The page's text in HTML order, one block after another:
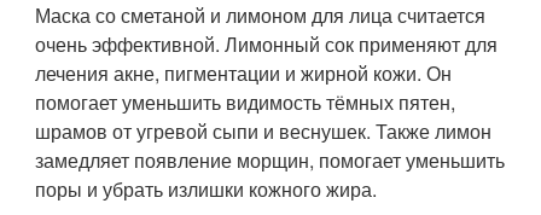
Маска со сметаной и лимоном для лица считается
очень эффективной. Лимонный сок применяют для
лечения акне, пигментации и жирной кожи. Он
помогает уменьшить видимость тёмных пятен,
шрамов от угревой сыпи и веснушек. Также лимон
замедляет появление морщин, помогает уменьшить
поры и убрать излишки кожного жира.